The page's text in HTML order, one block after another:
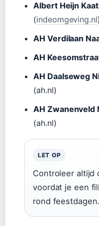
Albert Heijn
(indeomgeving.nl)
AH Verdilaan
AH
AH Daalseweg
(ah.nl)
AH Zwanenveld
(ah.nl)
LET OP
Controleer altijd
voordat je een
rond feestdagen.